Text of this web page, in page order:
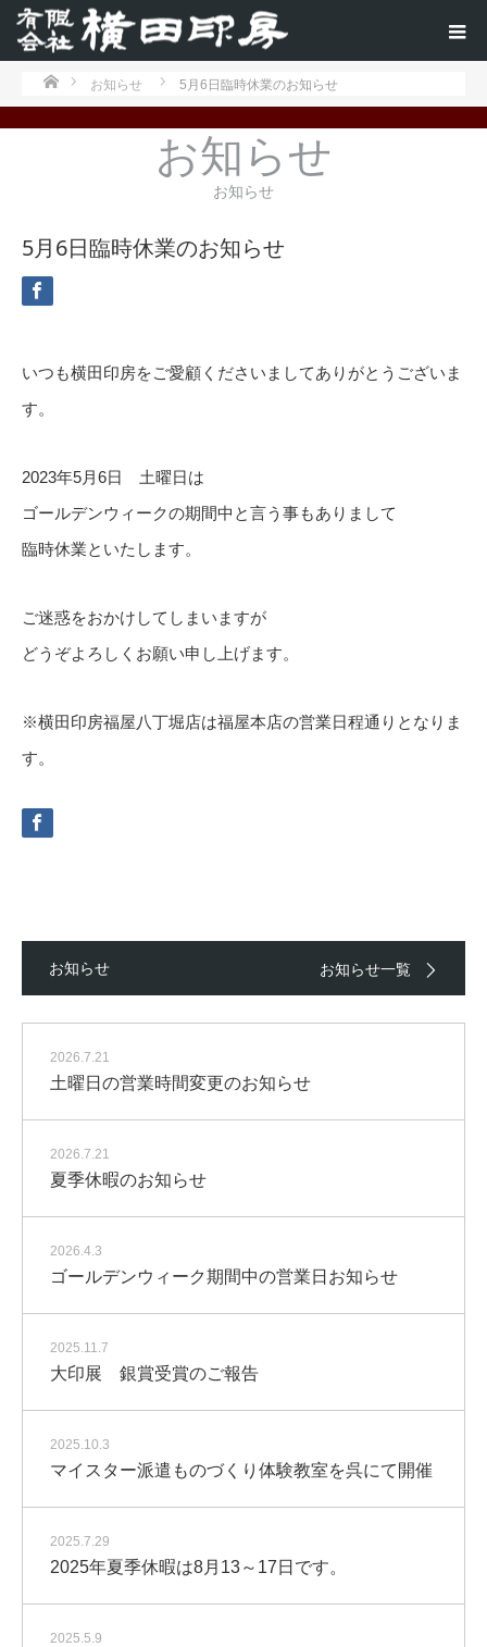
ホームお知らせ 5月6日臨時休業のお知らせ
お知らせ
お知らせ
5月6日臨時休業のお知らせ
いつも横田印房をご愛顧くださいましてありがとうございま
す。
2023年5月6日 土曜日は
ゴールデンウィークの期間中と言う事もありまして
臨時休業といたします。
ご迷惑をおかけしてしまいますが
どうぞよろしくお願い申し上げます。
※横田印房福屋八丁堀店は福屋本店の営業日程通りとなりま
す。
お知らせ お知らせ一覧
2026.7.21
土曜日の営業時間変更のお知らせ
2026.7.21
夏季休暇のお知らせ
2026.4.3
ゴールデンウィーク期間中の営業日お知らせ
2025.11.7
大印展 銀賞受賞のご報告
2025.10.3
マイスター派遣ものづくり体験教室を呉にて開催
2025.7.29
2025年夏季休暇は8月13～17日です。
2025.5.9